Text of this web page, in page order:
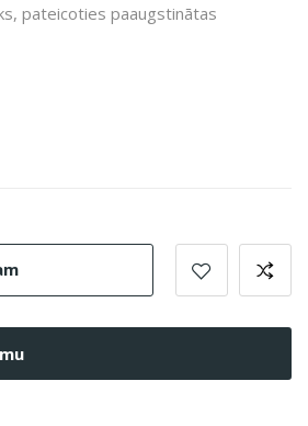
pateicoties paaugstinātas